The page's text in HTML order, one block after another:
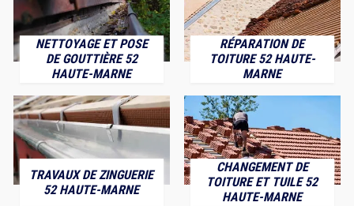
NETTOYAGE ET POSE
DE GOUTTIÈRE 52
HAUTE-MARNE
RÉPARATION DE
TOITURE 52 HAUTE-
MARNE
TRAVAUX DE ZINGUERIE
52 HAUTE-MARNE
CHANGEMENT DE
TOITURE ET TUILE 52
HAUTE-MARNE